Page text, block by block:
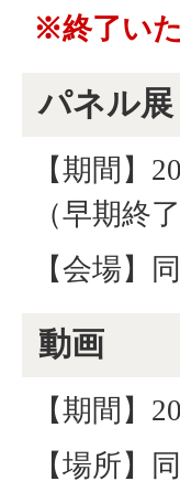
※終了い
パネル展
【期間】
（早期終
【会場】
動画
【期間】
【場所】